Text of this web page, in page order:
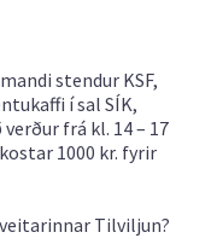
stendur KSF,
í sal SÍK,
frá kl. 14 – 17
1000 kr. fyrir
Tilviljun?